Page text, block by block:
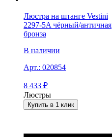
Люстра на штанге Vestini
2297-5A чёрный/античная
бронза
В наличии
Арт.: 020854
8 433 ₽
Люстры
Купить в 1 клик